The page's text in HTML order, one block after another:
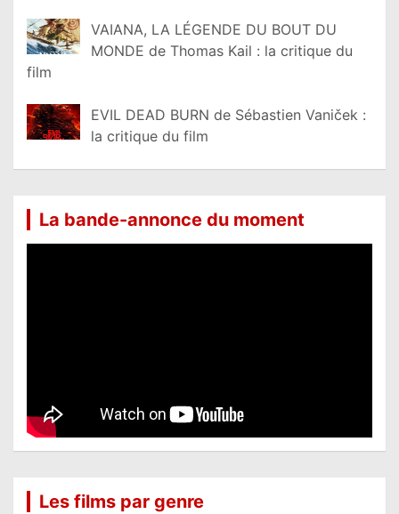
VAIANA, LA LÉGENDE DU BOUT DU
MONDE de Thomas Kail : la critique du
film
EVIL DEAD BURN de Sébastien Vaniček :
la critique du film
La bande-annonce du moment
Les films par genre